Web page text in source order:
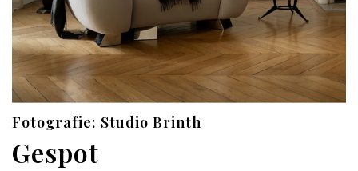
Fotografie: Studio Brinth
Gespot